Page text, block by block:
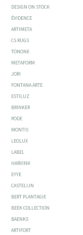
DESIGN ON STOCK
ÉVIDENCE
ARTIMETA
CS RUGS
TONONE
METAFORM
JORI
FONTANA ARTE
ESTILUZ
BRINKER
PODE
MONTIS
LEOLUX
LABEL
HARVINK
EYYE
CASTELIJN
BERT PLANTAGIE
BEEK COLLECTION
BAENKS
ARTIFORT